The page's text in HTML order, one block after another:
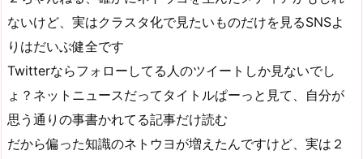
ないけど、実はクラスタ化で見たいものだけを見るSNSよ
りはだいぶ健全です
Twitterならフォローしてる人のツイートしか見ないでし
ょ？ネットニュースだってタイトルぱーっと見て、自分が
思う通りの事書かれてる記事だけ読む
だから偏った知識のネトウヨが増えたんですけど、実は２